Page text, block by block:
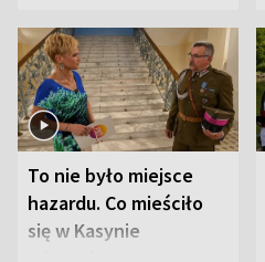
To nie było miejsce
hazardu. Co mieściło
się w Kasynie